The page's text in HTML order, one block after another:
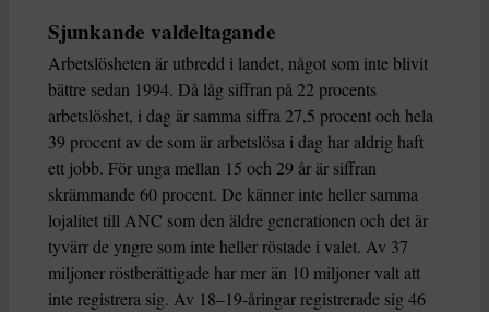
Sjunkande valdeltagande
Arbetslösheten är utbredd i landet, något som inte blivit
bättre sedan 1994. Då låg siffran på 22 procents
arbetslöshet, i dag är samma siffra 27,5 procent och hela
39 procent av de som är arbetslösa i dag har aldrig haft
ett jobb. För unga mellan 15 och 29 år är siffran
skrämmande 60 procent. De känner inte heller samma
lojalitet till ANC som den äldre generationen och det är
tyvärr de yngre som inte heller röstade i valet. Av 37
miljoner röstberättigade har mer än 10 miljoner valt att
inte registrera sig. Av 18–19-åringar registrerade sig 46